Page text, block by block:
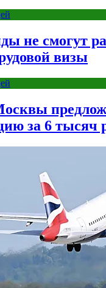
не смогут
визы
за 6 тысяч